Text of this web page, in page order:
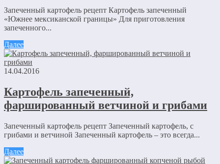
Запеченный картофель рецепт Картофель запеченный
«Южнее мексиканской границы» Для приготовления
запеченного...
Далее
14.04.2016
Картофель запеченный,
фаршированный ветчиной и грибами
Запеченный картофель рецепт Запеченный картофель, с
грибами и ветчиной Запеченный картофель – это всегда...
Далее